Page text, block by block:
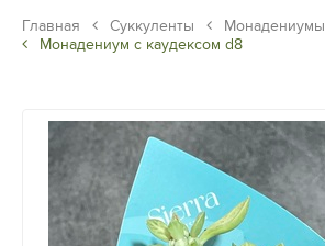
Главная Суккуленты
Монадениумы
Монадениум с каудексом d8